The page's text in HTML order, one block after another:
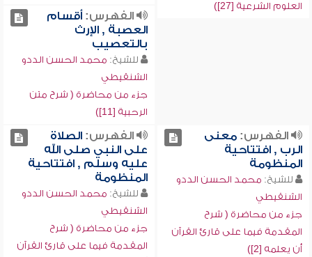
العلوم الشرعية [27])
الفهرس:أقسام
العصبة , الإرث
بالتعصيب
للشيخ: محمد الحسن الددو
الشنقيطي
جزء من محاضرة ( شرح متن
الرحبية [11])
الفهرس:معنى
الرب , افتتاحية
المنظومة
للشيخ: محمد الحسن الددو
الشنقيطي
جزء من محاضرة ( شرح
المقدمة فيما على قارئ القرآن
أن يعلمه [2])
الفهرس:الصلاة
على النبي صلى الله
عليه وسلم , افتتاحية
المنظومة
للشيخ: محمد الحسن الددو
الشنقيطي
جزء من محاضرة ( شرح
المقدمة فيما على قارئ القرآن